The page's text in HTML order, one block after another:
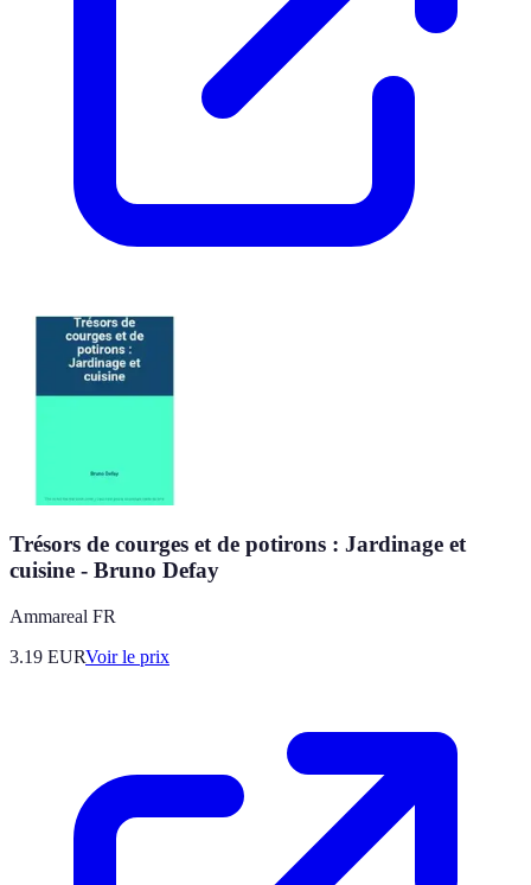
Trésors de courges et de potirons : Jardinage et
cuisine - Bruno Defay
Ammareal FR
3.19 EURVoir le prix